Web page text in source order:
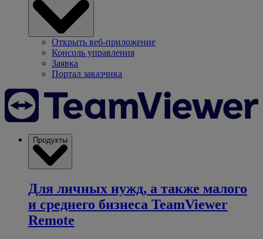
Открыть веб-приложение
Консоль управления
Заявка
Портал заказчика
Продукты
Для личных нужд, а также малого
и среднего бизнеса TeamViewer
Remote